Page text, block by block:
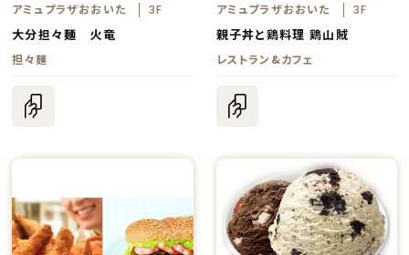
アミュプラザおおいた 3F
大分担々麺 火竜
担々麺
アミュプラザおおいた 3F
親子丼と鶏料理 鶏山賊
レストラン&カフェ